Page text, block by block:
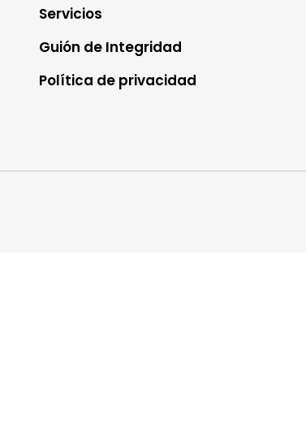
Servicios
Guión de Integridad
Política de privacidad